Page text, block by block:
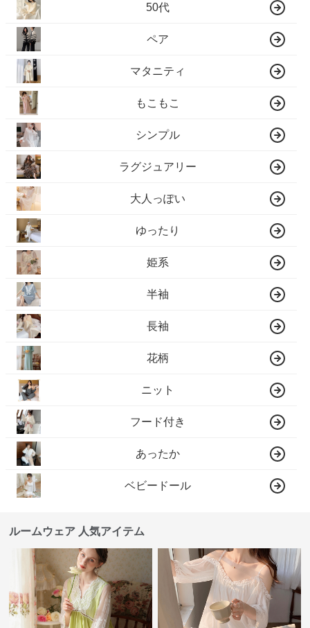
50代
ペア
マタニティ
もこもこ
シンプル
ラグジュアリー
大人っぽい
ゆったり
姫系
半袖
長袖
花柄
ニット
フード付き
あったか
ベビードール
ルームウェア 人気アイテム